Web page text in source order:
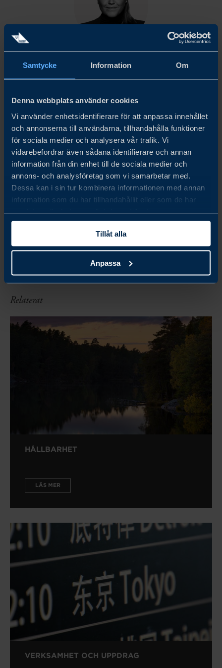
Samtycke Information Om
Denna webbplats använder cookies
Vi använder enhetsidentifierare för att anpassa innehållet
och annonserna till användarna, tillhandahålla funktioner
för sociala medier och analysera vår trafik. Vi
vidarebefordrar även sådana identifierare och annan
information från din enhet till de sociala medier och
annons- och analysföretag som vi samarbetar med.
Dessa kan i sin tur kombinera informationen med annan
information som du har tillhandahållit eller som de har
samlat in när du har använt deras tjänster.
Tillåt alla
Anpassa
Stockholm
E-POST
NERLADDNINGAR
Ladda ner (12 mb)
Relaterat
HÅLLBARHET
LÄS MER
VERKSAMHET OCH UPPDRAG